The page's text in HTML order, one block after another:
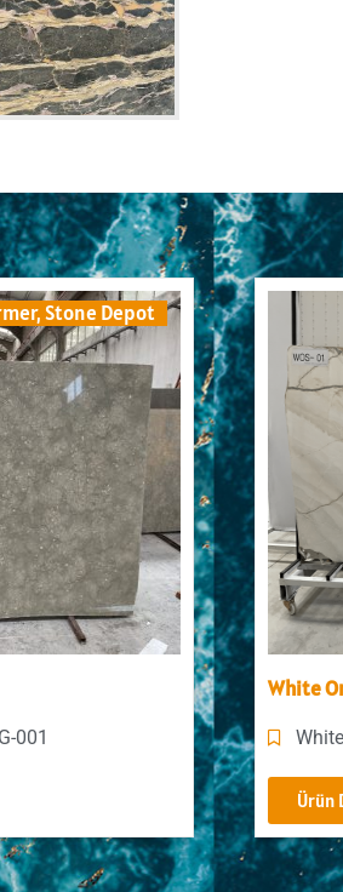
,Stone Depot
001
White
Ürün